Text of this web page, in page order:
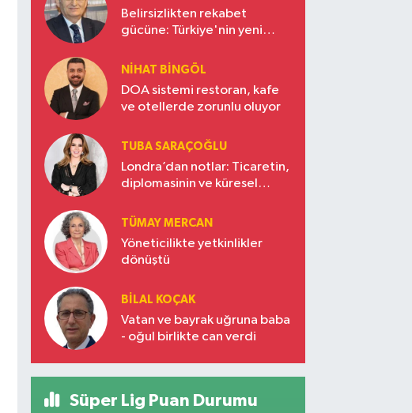
Belirsizlikten rekabet
gücüne: Türkiye'nin yeni
NIHAT BINGÖL
DOA sistemi restoran, kafe
ve otellerde zorunlu oluyor
TUBA SARAÇOĞLU
Londra’dan notlar: Ticaretin,
diplomasinin ve küresel
Türkiye’nin yükselen gücü
TÜMAY MERCAN
Yöneticilikte yetkinlikler
dönüştü
BILAL KOÇAK
Vatan ve bayrak uğruna baba
- oğul birlikte can verdi
Süper Lig Puan Durumu